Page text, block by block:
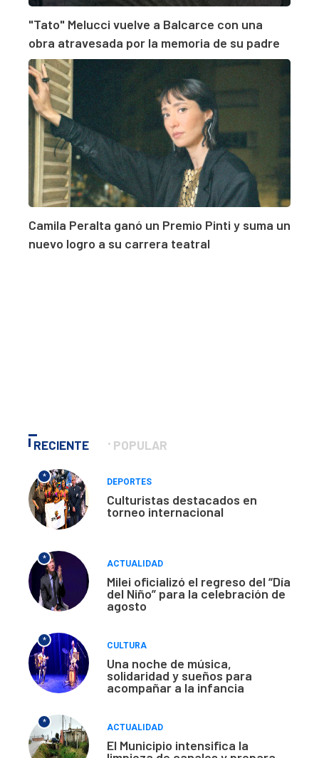
"Tato" Melucci vuelve a Balcarce con una
obra atravesada por la memoria de su padre
Camila Peralta ganó un Premio Pinti y suma un
nuevo logro a su carrera teatral
RECIENTE POPULAR
*
DEPORTES
Culturistas destacados en
torneo internacional
*
ACTUALIDAD
Milei oficializó el regreso del “Día
del Niño” para la celebración de
agosto
*
CULTURA
Una noche de música,
solidaridad y sueños para
acompañar a la infancia
*
ACTUALIDAD
El Municipio intensifica la